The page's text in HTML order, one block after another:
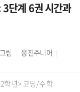
단계 6권 시간과
림
웅진주니어
학년> 코딩/수학